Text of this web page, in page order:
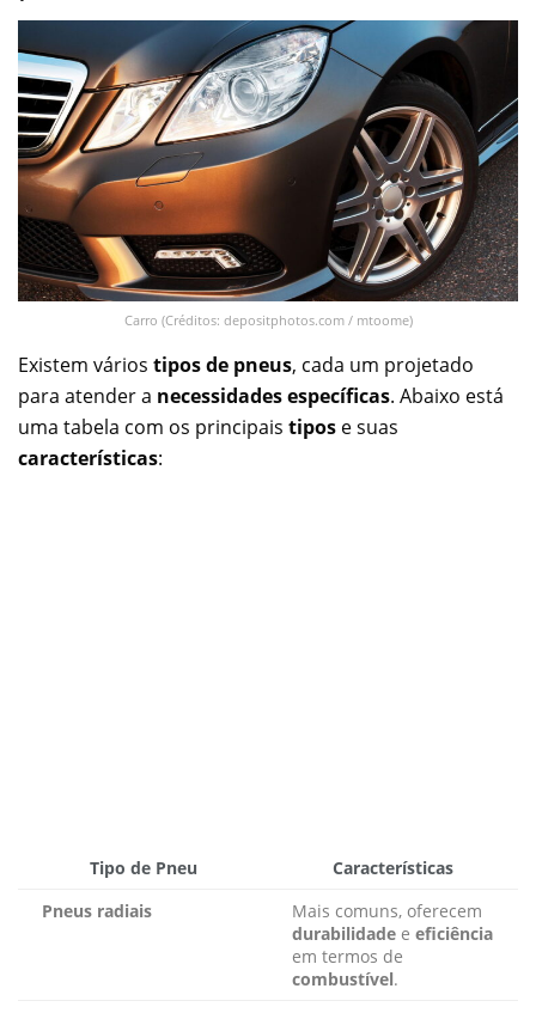
Carro (Créditos: depositphotos.com / mtoome)
Existem vários tipos de pneus, cada um projetado
para atender a necessidades específicas. Abaixo está
uma tabela com os principais tipos e suas
características:
Tipo de Pneu
Características
Pneus radiais
Mais comuns, oferecem
durabilidade e eficiência
em termos de
combustível.